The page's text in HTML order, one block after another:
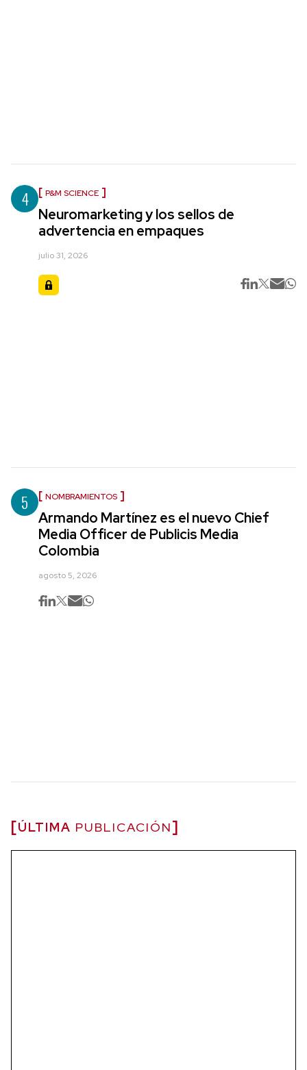
4 P&M SCIENCE
Neuromarketing y los sellos de
advertencia en empaques
julio 31, 2026
5 NOMBRAMIENTOS
Armando Martínez es el nuevo Chief
Media Officer de Publicis Media
Colombia
agosto 5, 2026
ÚLTIMA PUBLICACIÓN